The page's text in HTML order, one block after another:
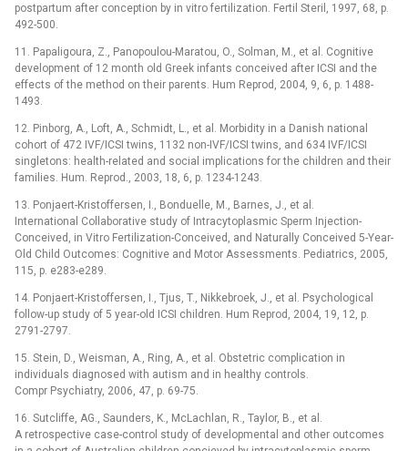
postpartum after conception by in vitro fertilization. Fertil Steril, 1997, 68, p.
492-500.
11. Papaligoura, Z., Panopoulou-Maratou, O., Solman, M., et al. Cognitive
development of 12 month old Greek infants conceived after ICSI and the
effects of the method on their parents. Hum Reprod, 2004, 9, 6, p. 1488-
1493.
12. Pinborg, A., Loft, A., Schmidt, L., et al. Morbidity in a Danish national
cohort of 472 IVF/ICSI twins, 1132 non-IVF/ICSI twins, and 634 IVF/ICSI
singletons: health-related and social implications for the children and their
families. Hum. Reprod., 2003, 18, 6, p. 1234-1243.
13. Ponjaert-Kristoffersen, I., Bonduelle, M., Barnes, J., et al.
International Collaborative study of Intracytoplasmic Sperm Injection-
Conceived, in Vitro Fertilization-Conceived, and Naturally Conceived 5-Year-
Old Child Outcomes: Cognitive and Motor Assessments. Pediatrics, 2005,
115, p. e283-e289.
14. Ponjaert-Kristoffersen, I., Tjus, T., Nikkebroek, J., et al. Psychological
follow-up study of 5 year-old ICSI children. Hum Reprod, 2004, 19, 12, p.
2791-2797.
15. Stein, D., Weisman, A., Ring, A., et al. Obstetric complication in
individuals diagnosed with autism and in healthy controls.
Compr Psychiatry, 2006, 47, p. 69-75.
16. Sutcliffe, AG., Saunders, K., McLachlan, R., Taylor, B., et al.
A retrospective case-control study of developmental and other outcomes